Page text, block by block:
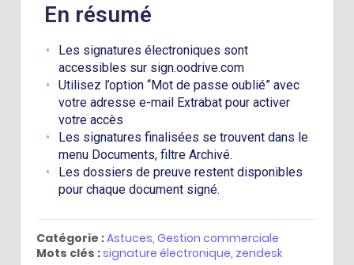
En résumé
Les signatures électroniques sont
accessibles sur sign.oodrive.com
Utilisez l’option “Mot de passe oublié” avec
votre adresse e-mail Extrabat pour activer
votre accès
Les signatures finalisées se trouvent dans le
menu Documents, filtre Archivé.
Les dossiers de preuve restent disponibles
pour chaque document signé.
Catégorie :Astuces, Gestion commerciale
Mots clés :signature électronique, zendesk